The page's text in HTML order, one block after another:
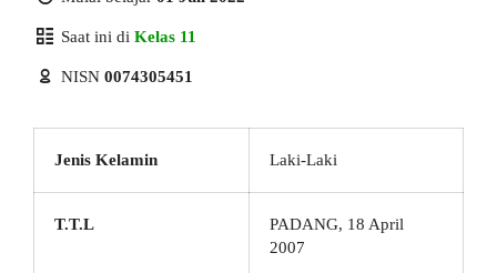
Saat ini di Kelas 11
NISN 0074305451
Jenis Kelamin Laki-Laki
T.T.L
PADANG, 18 April
2007